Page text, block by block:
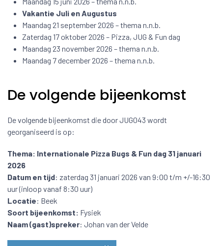
Vakantie Juli en Augustus
Maandag 21 september 2026 – thema n.n.b.
Zaterdag 17 oktober 2026 – Pizza, JUG & Fun dag
Maandag 23 november 2026 – thema n.n.b.
Maandag 7 december 2026 – thema n.n.b.
De volgende bijeenkomst
De volgende bijeenkomst die door JUG043 wordt
georganiseerd is op:
Thema: Internationale Pizza Bugs & Fun dag 31 januari
2026
Datum en tijd: zaterdag 31 januari 2026 van 9:00 t/m +/-16:30
uur (inloop vanaf 8:30 uur)
Locatie: Beek
Soort bijeenkomst: Fysiek
Naam (gast)spreker: Johan van der Velde